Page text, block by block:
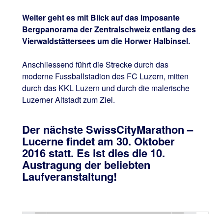
Weiter geht es mit Blick auf das imposante
Bergpanorama der Zentralschweiz entlang des
Vierwaldstättersees um die Horwer Halbinsel.
Anschliessend führt die Strecke durch das
moderne Fussballstadion des FC Luzern, mitten
durch das KKL Luzern und durch die malerische
Luzerner Altstadt zum Ziel.
Der nächste SwissCityMarathon –
Lucerne findet am 30. Oktober
2016 statt. Es ist dies die 10.
Austragung der beliebten
Laufveranstaltung!